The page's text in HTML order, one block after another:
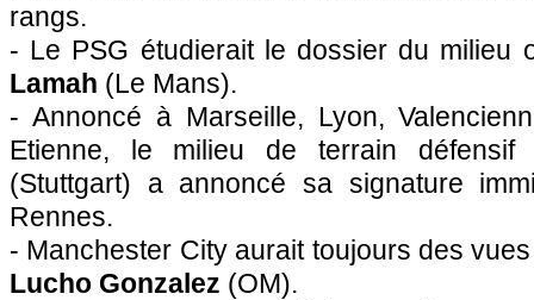
rangs.
- Le PSG étudierait le dossier du milieu
Lamah (Le Mans).
- Annoncé à Marseille, Lyon,
Etienne, le milieu de terrain
(Stuttgart) a annoncé sa signature
Rennes.
- Manchester City aurait toujours des
Lucho Gonzalez (OM).